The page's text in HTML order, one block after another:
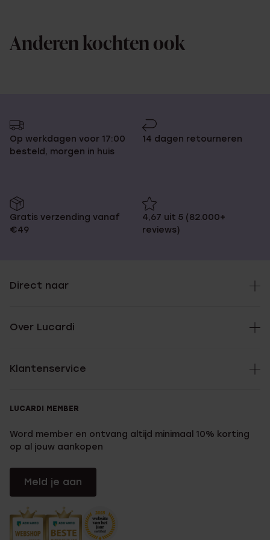
Anderen kochten ook
Op werkdagen voor 17:00
besteld, morgen in huis
14 dagen retourneren
Gratis verzending vanaf
€49
4,67 uit 5 (82.000+
reviews)
Direct naar
Over Lucardi
Klantenservice
LUCARDI MEMBER
Word member en ontvang altijd minimaal 10% korting
op al jouw aankopen
Meld je aan